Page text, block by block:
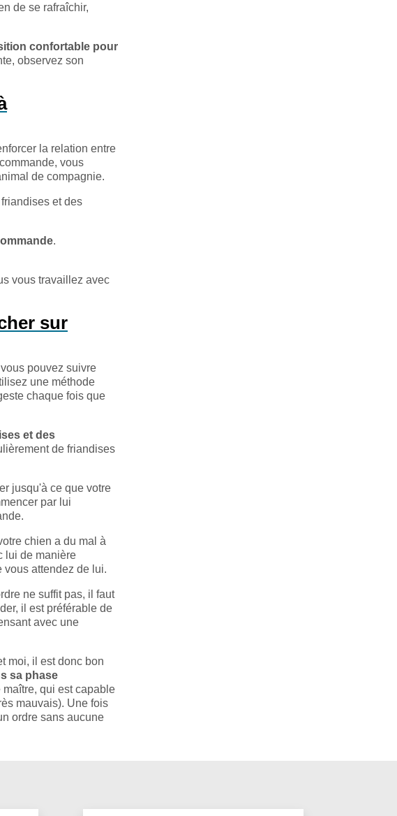
de se rafraîchir,
confortable pour
observez son
la relation entre
vous
de compagnie.
et des
.
vous travaillez avec
sur
pouvez suivre
une méthode
chaque fois que
et des
de friandises
jusqu'à ce que votre
par lui
chien a du mal à
lui de manière
vous attendez de lui.
ne suffit pas, il faut
il est préférable de
avec une
moi, il est donc bon
sa phase
qui est capable
mauvais). Une fois
ordre sans aucune